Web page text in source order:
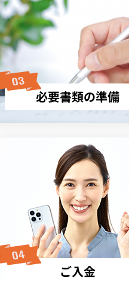
必要書類の準備
ご入金